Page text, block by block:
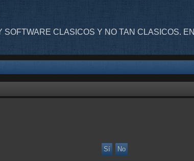
SOFTWARE CLASICOS Y NO TAN CLASICOS. EN